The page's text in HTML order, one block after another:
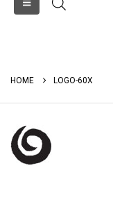
HOME LOGO-60X